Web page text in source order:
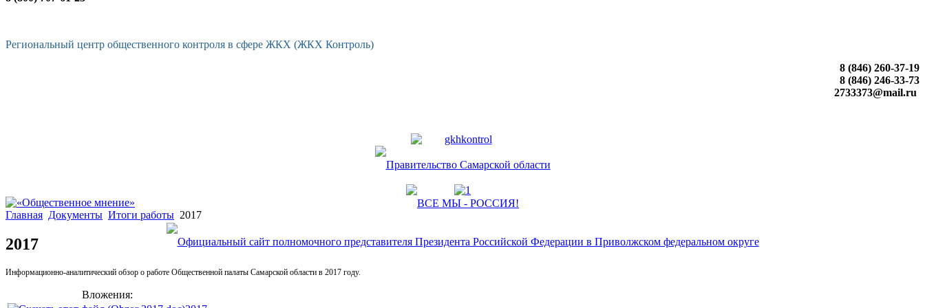
Региональный центр общественного контроля в сфере ЖКХ (ЖКХ Контроль)
8 (846) 260-37-19
8 (846) 246-33-73
2733373@mail.ru
Главная Документы Итоги работы 2017
2017
Информационно-аналитический обзор о работе Общественной палаты Самарской области в 2017 году.
Вложения: